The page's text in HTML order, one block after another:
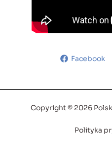
Facebook
Copyright © 2026
Polityka